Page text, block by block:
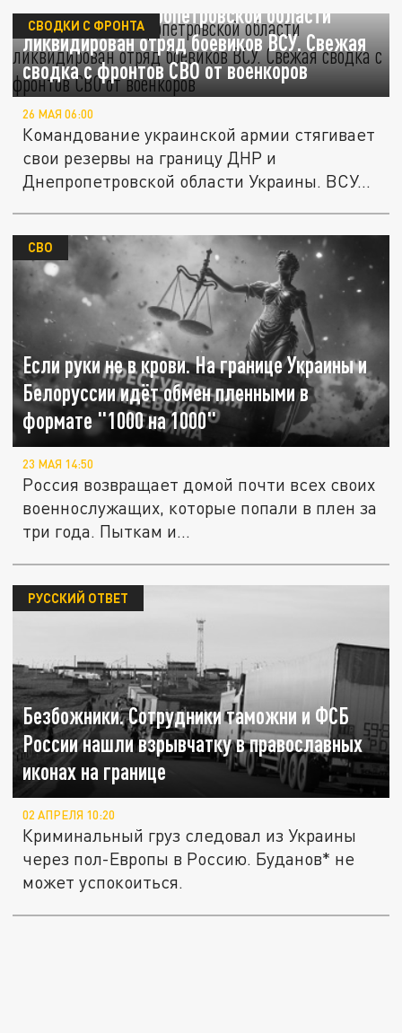
На границе Днепропетровской области
ликвидирован отряд боевиков ВСУ. Свежая
сводка с фронтов СВО от военкоров
СВОДКИ С ФРОНТА
26 МАЯ 06:00
Командование украинской армии стягивает
свои резервы на границу ДНР и
Днепропетровской области Украины. ВСУ...
Если руки не в крови. На границе Украины и
Белоруссии идёт обмен пленными в
формате "1000 на 1000"
СВО
23 МАЯ 14:50
Россия возвращает домой почти всех своих
военнослужащих, которые попали в плен за
три года. Пыткам и...
Безбожники. Сотрудники таможни и ФСБ
России нашли взрывчатку в православных
иконах на границе
РУССКИЙ ОТВЕТ
02 АПРЕЛЯ 10:20
Криминальный груз следовал из Украины
через пол-Европы в Россию. Буданов* не
может успокоиться.